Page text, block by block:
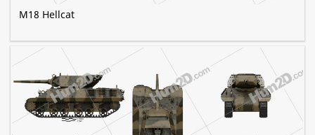
M18 Hellcat